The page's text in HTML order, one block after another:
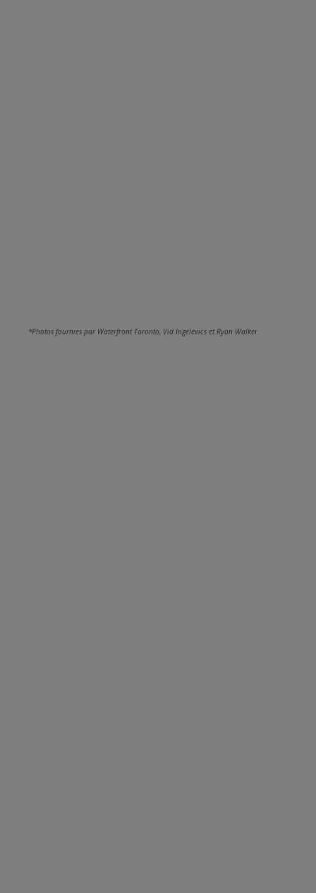
*Photos fournies par Waterfront Toronto, Vid Ingelevics et Ryan Walker